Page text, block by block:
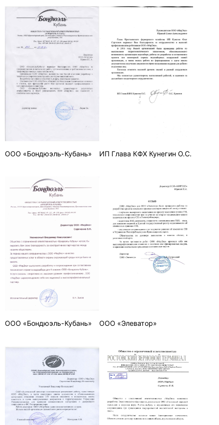
ООО «Бондюэль-Кубань» ИП Глава КФХ Кунегин О.С.
ООО «Бондюэль-Кубань» ООО «Элеватор»